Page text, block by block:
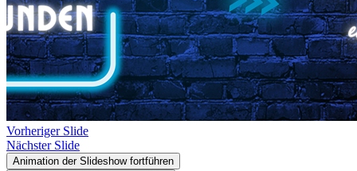
Vorheriger Slide
Nächster Slide
Animation der Slideshow fortführen